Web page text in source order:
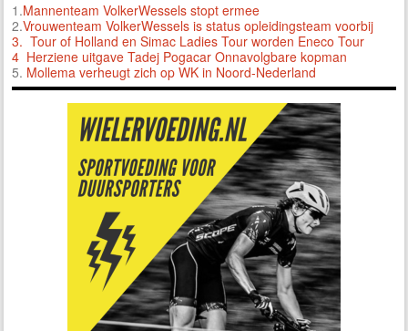
1.Mannenteam VolkerWessels stopt ermee
2.Vrouwenteam VolkerWessels is status opleidingsteam voorbij
3. Tour of Holland en Simac Ladies Tour worden Eneco Tour
4 Herziene uitgave Tadej Pogacar Onnavolgbare kopman
5. Mollema verheugt zich op WK in Noord-Nederland